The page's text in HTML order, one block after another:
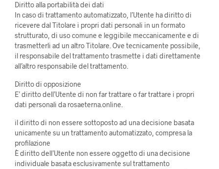
Diritto alla portabilità dei dati
In caso di trattamento automatizzato, l’Utente ha diritto di
ricevere dal Titolare i propri dati personali in un formato
strutturato, di uso comune e leggibile meccanicamente e di
trasmetterli ad un altro Titolare. Ove tecnicamente possibile,
il responsabile del trattamento trasmette i dati direttamente
all’altro responsabile del trattamento.
Diritto di opposizione
E’ diritto dell’Utente di non far trattare o far trattare i propri
dati personali da rosaeterna.online.
il diritto di non essere sottoposto ad una decisione basata
unicamente su un trattamento automatizzato, compresa la
profilazione
È diritto dell’Utente non essere oggetto di una decisione
individuale basata esclusivamente sul trattamento